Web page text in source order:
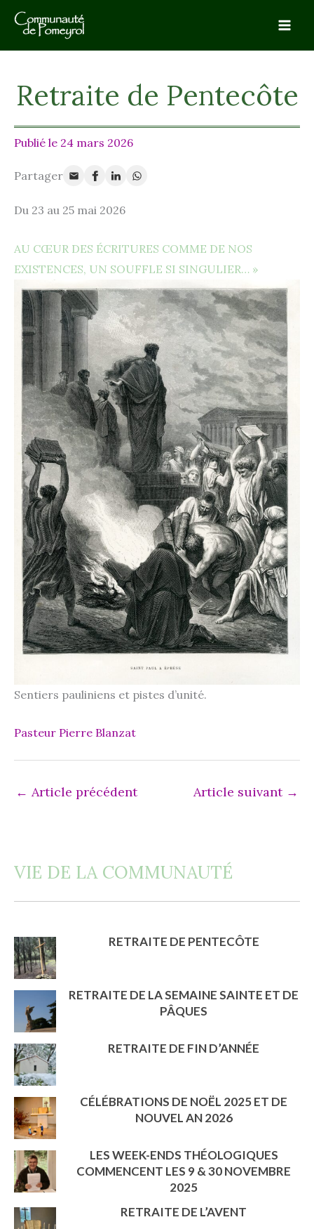
Aller
contenu
Retraite de Pentecôte
24 mars 2026
Du 23 au 25 mai 2026
AU CŒUR DES ÉCRITURES COMME DE NOS
EXISTENCES, UN SOUFFLE SI SINGULIER… »
Sentiers pau­li­niens et pistes d’unité.
Pasteur Pierre Blanzat
← Article précédent Article suivant →
VIE DE LA COMMUNAUTÉ
RETRAITE DE PENTECÔTE
RETRAITE DE LA SEMAINE SAINTE ET DE
PÂQUES
RETRAITE DE FIN D’ANNÉE
CÉLÉBRATIONS DE NOËL 2025 ET DE
NOUVEL AN 2026
LES WEEK-ENDS THÉOLOGIQUES
COMMENCENT LES 9 & 30 NOVEMBRE
2025
RETRAITE DE L’AVENT